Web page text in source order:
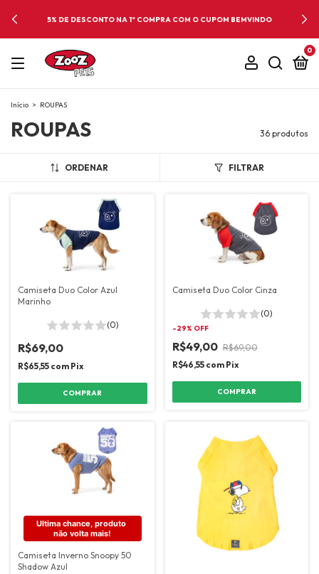
5% DE DESCONTO NA 1º COMPRA COM O CUPOM BEMVINDO
0
Início > ROUPAS
ROUPAS 36 produtos
ORDENAR FILTRAR
Camiseta Duo Color Azul
Marinho
(0)
R$69,00
R$65,55 com Pix
COMPRAR
Camiseta Duo Color Cinza
(0)
-29% OFF
R$49,00 R$69,00
R$46,55 com Pix
COMPRAR
Ultima chance, produto
não volta mais!
Camiseta Inverno Snoopy 50
Shadow Azul